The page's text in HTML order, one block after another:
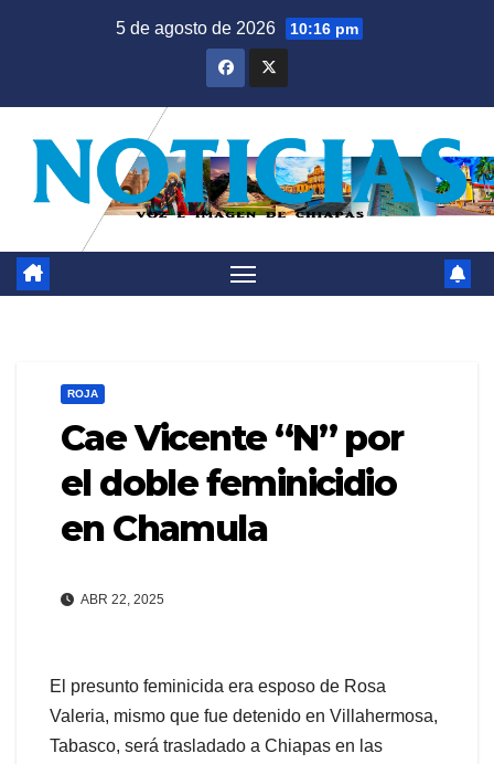
5 de agosto de 2026 10:16 pm
ROJA
Cae Vicente “N” por
el doble feminicidio
en Chamula
ABR 22, 2025
El presunto feminicida era esposo de Rosa
Valeria, mismo que fue detenido en Villahermosa,
Tabasco, será trasladado a Chiapas en las